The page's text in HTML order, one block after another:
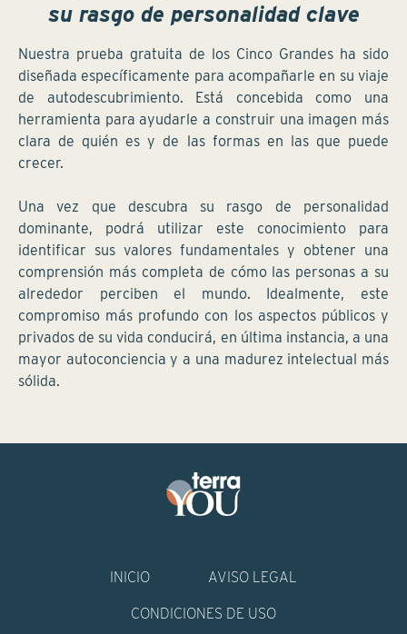
su rasgo de personalidad clave
Nuestra prueba gratuita de los Cinco Grandes ha sido
diseñada específicamente para acompañarle en su viaje
de autodescubrimiento. Está concebida como una
herramienta para ayudarle a construir una imagen más
clara de quién es y de las formas en las que puede
crecer.
Una vez que descubra su rasgo de personalidad
dominante, podrá utilizar este conocimiento para
identificar sus valores fundamentales y obtener una
comprensión más completa de cómo las personas a su
alrededor perciben el mundo. Idealmente, este
compromiso más profundo con los aspectos públicos y
privados de su vida conducirá, en última instancia, a una
mayor autoconciencia y a una madurez intelectual más
sólida.
INICIO AVISO LEGAL
CONDICIONES DE USO